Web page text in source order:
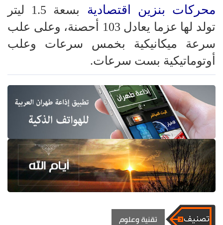
محركات بنزين اقتصادية
بسعة 1.5 ليتر
تولد لها عزما يعادل 103 أحصنة، وعلى علب
سرعة ميكانيكية بخمس سرعات وعلب
أوتوماتيكية بست سرعات.
تقنية وعلوم